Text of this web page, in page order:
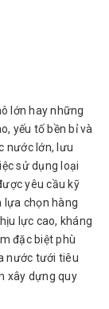
lớn hay những
yếu tố bền bỉ và
nước lớn, lưu
sử dụng loại
yêu cầu kỹ
lựa chọn hàng
lực cao, kháng
đặc biệt phù
nước tưới tiêu
xây dựng quy